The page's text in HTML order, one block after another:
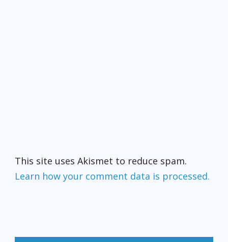
This site uses Akismet to reduce spam.
Learn how your comment data is processed.